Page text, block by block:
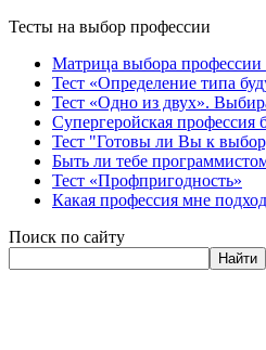
Тесты на выбор профессии
Матрица выбора профессии
Тест «Определение типа
Тест «Одно из двух».
Супергеройская профессия
Тест "Готовы ли Вы к
Быть ли тебе
Тест «Профпригодность»
Какая профессия мне
Поиск по сайту
Найти